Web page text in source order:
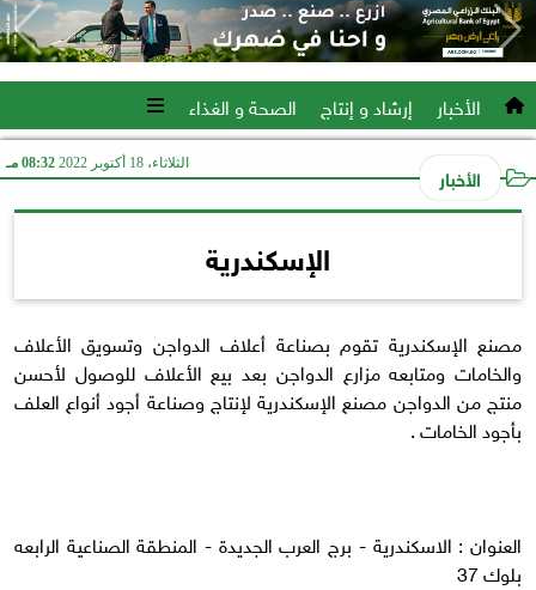
الأخبار إرشاد و إنتاج الصحة و الغذاء
الأخبار الثلاثاء، 18 أكتوبر 2022 08:32 مـ
الإسكندرية
مصنع الإسكندرية تقوم بصناعة أعلاف الدواجن وتسويق الأعلاف
والخامات ومتابعه مزارع الدواجن بعد بيع الأعلاف للوصول لأحسن
منتج من الدواجن مصنع الإسكندرية لإنتاج وصناعة أجود أنواع العلف
بأجود الخامات .
العنوان : الاسكندرية - برج العرب الجديدة - المنطقة الصناعية الرابعه
بلوك 37